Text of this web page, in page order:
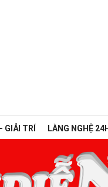
GIẢI TRÍ LÀNG NGHỆ